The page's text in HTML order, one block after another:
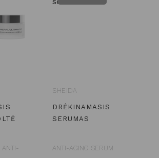
ANTI-
SHEIDA
DRĖKINAMASIS
SERUMAS
ANTI-AGING SERUM